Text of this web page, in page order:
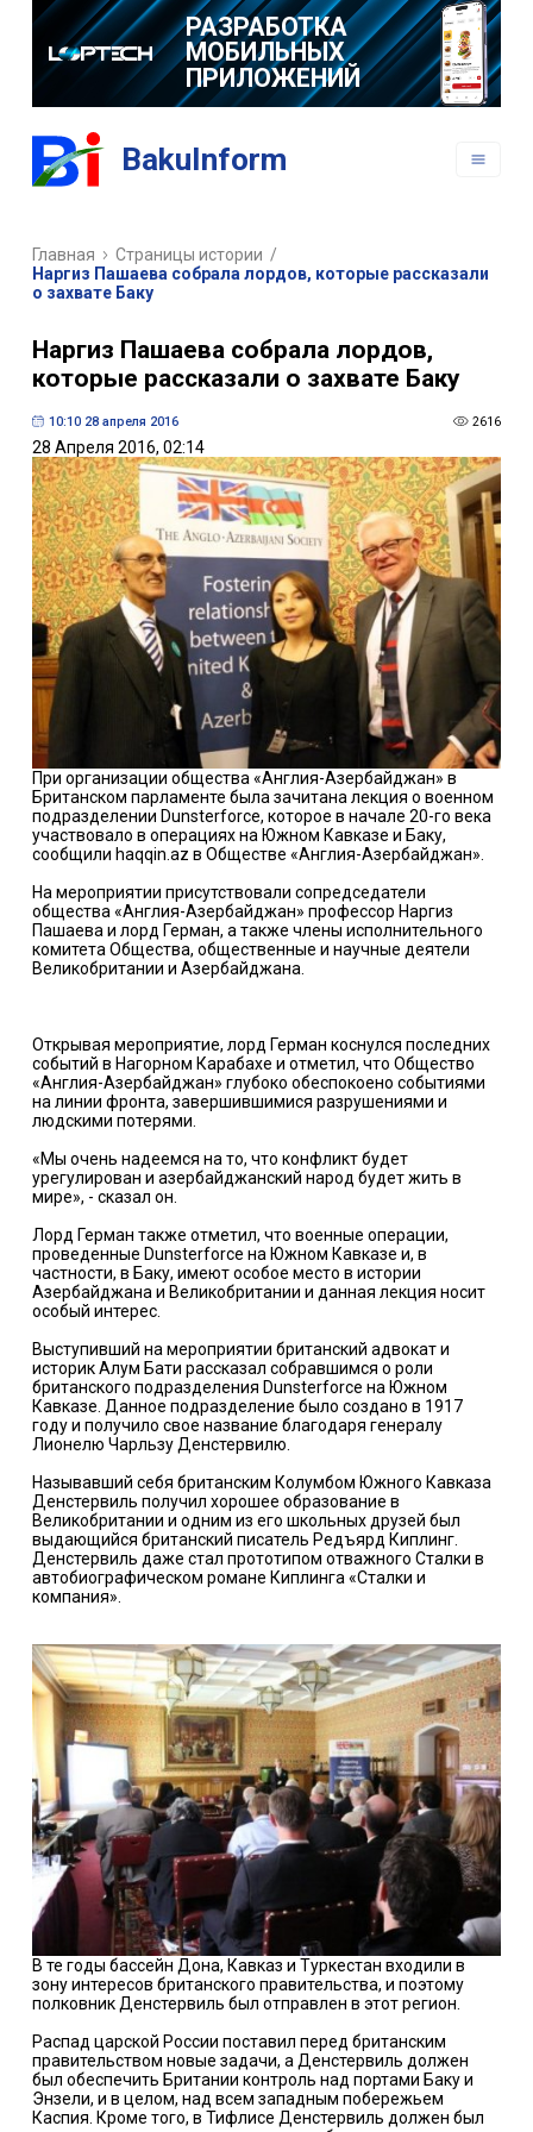
РАЗРАБОТКА
МОБИЛЬНЫХ
ПРИЛОЖЕНИЙ
BakuInform
Главная Страницы истории /
Наргиз Пашаева собрала лордов, которые рассказали
о захвате Баку
Наргиз Пашаева собрала лордов,
которые рассказали о захвате Баку
10:10 28 апреля 2016 2616
28 Апреля 2016, 02:14
При организации общества «Англия-Азербайджан» в
Британском парламенте была зачитана лекция о военном
подразделении Dunsterforce, которое в начале 20-го века
участвовало в операциях на Южном Кавказе и Баку,
сообщили haqqin.az в Обществе «Англия-Азербайджан».
На мероприятии присутствовали сопредседатели
общества «Англия-Азербайджан» профессор Наргиз
Пашаева и лорд Герман, а также члены исполнительного
комитета Общества, общественные и научные деятели
Великобритании и Азербайджана.
Открывая мероприятие, лорд Герман коснулся последних
событий в Нагорном Карабахе и отметил, что Общество
«Англия-Азербайджан» глубоко обеспокоено событиями
на линии фронта, завершившимися разрушениями и
людскими потерями.
«Мы очень надеемся на то, что конфликт будет
урегулирован и азербайджанский народ будет жить в
мире», - сказал он.
Лорд Герман также отметил, что военные операции,
проведенные Dunsterforce на Южном Кавказе и, в
частности, в Баку, имеют особое место в истории
Азербайджана и Великобритании и данная лекция носит
особый интерес.
Выступивший на мероприятии британский адвокат и
историк Алум Бати рассказал собравшимся о роли
британского подразделения Dunsterforce на Южном
Кавказе. Данное подразделение было создано в 1917
году и получило свое название благодаря генералу
Лионелю Чарльзу Денстервилю.
Называвший себя британским Колумбом Южного Кавказа
Денстервиль получил хорошее образование в
Великобритании и одним из его школьных друзей был
выдающийся британский писатель Редъярд Киплинг.
Денстервиль даже стал прототипом отважного Сталки в
автобиографическом романе Киплинга «Сталки и
компания».
В те годы бассейн Дона, Кавказ и Туркестан входили в
зону интересов британского правительства, и поэтому
полковник Денстервиль был отправлен в этот регион.
Распад царской России поставил перед британским
правительством новые задачи, а Денстервиль должен
был обеспечить Британии контроль над портами Баку и
Энзели, и в целом, над всем западным побережьем
Каспия. Кроме того, в Тифлисе Денстервиль должен был